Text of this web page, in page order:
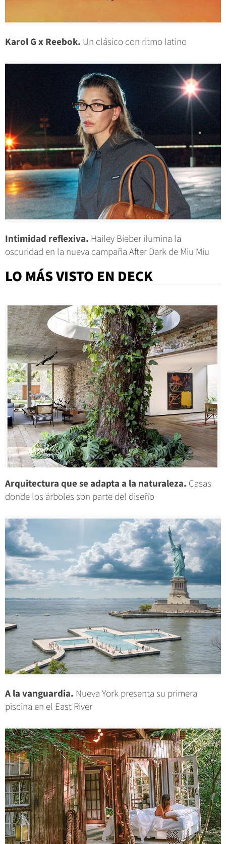
Karol G x Reebok. Un clásico con ritmo latino
Intimidad reflexiva. Hailey Bieber ilumina la
oscuridad en la nueva campaña After Dark de Miu Miu
LO MÁS VISTO EN DECK
Arquitectura que se adapta a la naturaleza. Casas
donde los árboles son parte del diseño
A la vanguardia. Nueva York presenta su primera
piscina en el East River